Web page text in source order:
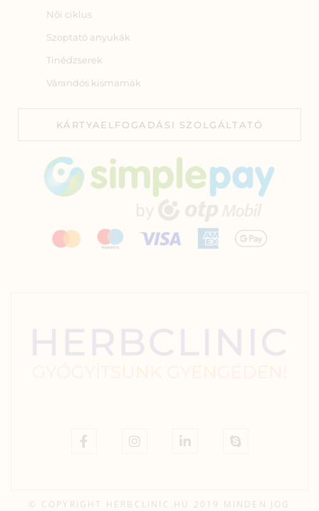
Női ciklus
Szoptató anyukák
Tinédzserek
Várandós kismamák
KÁRTYAELFOGADÁSI SZOLGÁLTATÓ
© COPYRIGHT HERBCLINIC.HU 2019 MINDEN JOG